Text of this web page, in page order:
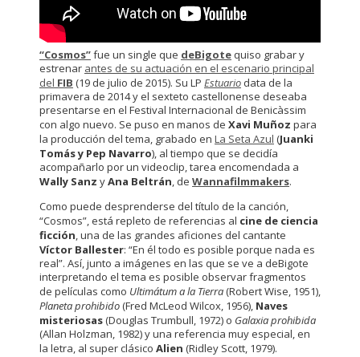
“Cosmos”fue un single que deBigote quiso grabar y
estrenar antes de su actuación en el escenario principal
del FIB (19 de julio de 2015). Su LP Estuario data de la
primavera de 2014 y el sexteto castellonense deseaba
presentarse en el Festival Internacional de Benicàssim
con algo nuevo. Se puso en manos de Xavi Muñoz para
la producción del tema, grabado en La Seta Azul (Juanki
Tomás y Pep Navarro), al tiempo que se decidía
acompañarlo por un videoclip, tarea encomendada a
Wally Sanz yAna Beltrán, de Wannafilmmakers.
Como puede desprenderse del título de la canción,
“Cosmos”, está repleto de referencias al cine de ciencia
ficción, una de las grandes aficiones del cantante
Víctor Ballester: “En él todo es posible porque nada es
real”. Así, junto a imágenes en las que se ve a deBigote
interpretando el tema es posible observar fragmentos
de películas como Ultimátum a la Tierra (Robert Wise, 1951),
Planeta prohibido (Fred McLeod Wilcox, 1956), Naves
misteriosas (Douglas Trumbull, 1972) o Galaxia prohibida
(Allan Holzman, 1982) y una referencia muy especial, en
la letra, al super clásico Alien (Ridley Scott, 1979).